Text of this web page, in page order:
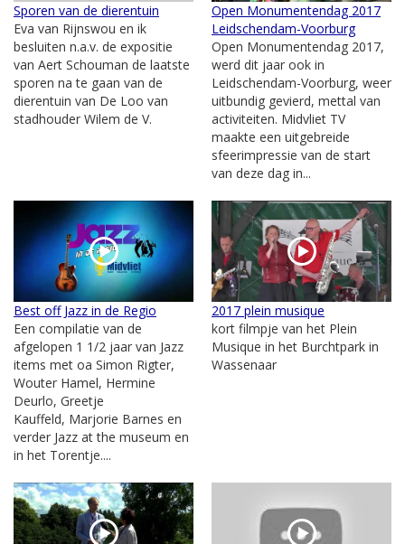
Sporen van de dierentuin
Eva van Rijnswou en ik
besluiten n.a.v. de expositie
van Aert Schouman de laatste
sporen na te gaan van de
dierentuin van De Loo van
stadhouder Wilem de V.
Open Monumentendag 2017
Leidschendam-Voorburg
Open Monumentendag 2017,
werd dit jaar ook in
Leidschendam-Voorburg, weer
uitbundig gevierd, mettal van
activiteiten. Midvliet TV
maakte een uitgebreide
sfeerimpressie van de start
van deze dag in...
Best off Jazz in de Regio
Een compilatie van de
afgelopen 1 1/2 jaar van Jazz
items met oa Simon Rigter,
Wouter Hamel, Hermine
Deurlo, Greetje
Kauffeld, Marjorie Barnes en
verder Jazz at the museum en
in het Torentje....
2017 plein musique
kort filmpje van het Plein
Musique in het Burchtpark in
Wassenaar